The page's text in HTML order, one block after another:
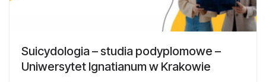
Suicydologia – studia podyplomowe –
Uniwersytet Ignatianum w Krakowie